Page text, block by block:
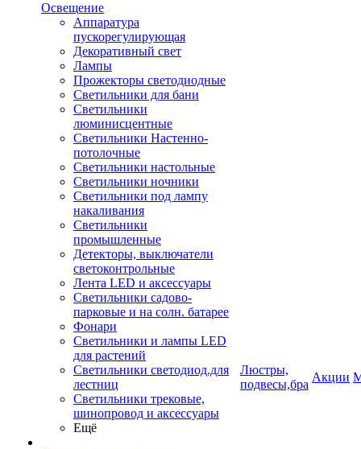
Освещение
Аппаратура
пускорегулирующая
Декоративный свет
Лампы
Прожекторы светодиодные
Светильники для бани
Светильники
люминисцентные
Светильники Настенно-
потолочные
Светильники настольные
Светильники ночники
Светильники под лампу
накаливания
Светильники
промышленные
Детекторы, выключатели
светоконтрольные
Лента LED и аксессуары
Светильники садово-
парковые и на солн. батарее
Фонари
Светильники и лампы LED
для растений
Светильники светодиод.для
лестниц
Светильники трековые,
шинопровод и аксессуары
Ещё
Люстры,
подвесы,бра
Акции